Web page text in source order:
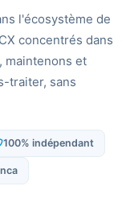
l'écosystème de
concentrés dans
maintenons et
traiter, sans
100% indépendant